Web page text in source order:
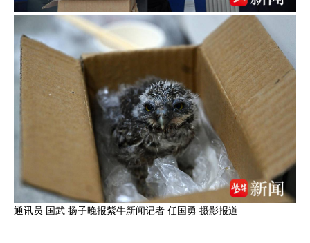
通讯员 国武 扬子晚报紫牛新闻记者 任国勇 摄影报道